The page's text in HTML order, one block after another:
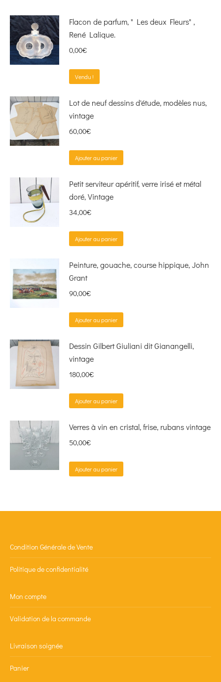
Flacon de parfum, " Les deux Fleurs" ,
René Lalique.
0,00€
Vendu !
Lot de neuf dessins d'étude, modèles nus,
vintage
60,00€
Ajouter au panier
Petit serviteur apéritif, verre irisé et métal
doré, Vintage
34,00€
Ajouter au panier
Peinture, gouache, course hippique, John
Grant
90,00€
Ajouter au panier
Dessin Gilbert Giuliani dit Gianangelli,
vintage
180,00€
Ajouter au panier
Verres à vin en cristal, frise, rubans vintage
50,00€
Ajouter au panier
Condition Générale de Vente
Politique de confidentialité
Mon compte
Validation de la commande
Livraison soignée
Panier